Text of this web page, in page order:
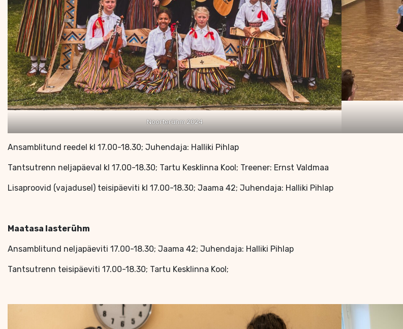
Noorterühm 2024
Ansamblitund reedel kl 17.00-18.30; Juhendaja: Halliki Pihlap
Tantsutrenn neljapäeval kl 17.00-18.30; Tartu Kesklinna Kool; Treener: Ernst Valdmaa
Lisaproovid (vajadusel) teisipäeviti kl 17.00-18.30; Jaama 42; Juhendaja: Halliki Pihlap
Maatasa lasterühm
Ansamblitund neljapäeviti 17.00-18.30; Jaama 42; Juhendaja: Halliki Pihlap
Tantsutrenn teisipäeviti 17.00-18.30; Tartu Kesklinna Kool;